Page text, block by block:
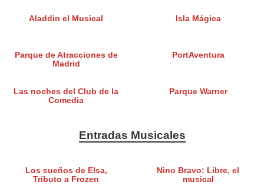
Aladdin el Musical Isla Mágica
Parque de Atracciones de
Madrid
PortAventura
Las noches del Club de la
Comedia
Parque Warner
Entradas Musicales
Los sueños de Elsa,
Tributo a Frozen
Nino Bravo: Libre, el
musical